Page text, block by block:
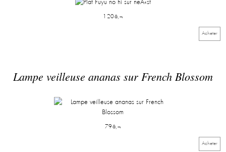
120â‚¬
Acheter
Lampe veilleuse ananas sur French Blossom
79â‚¬
Acheter